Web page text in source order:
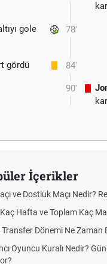
78'
gole
84'
gördü
90'
İçerikler
ve Dostluk Maçı Nedir?
Hafta ve Toplam Kaç
Transfer Dönemi Ne Zaman
Oyuncu Kuralı Nedir?